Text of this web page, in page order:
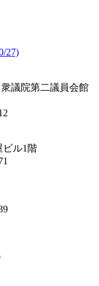
27)
衆議院第二議員会館
ビル1階